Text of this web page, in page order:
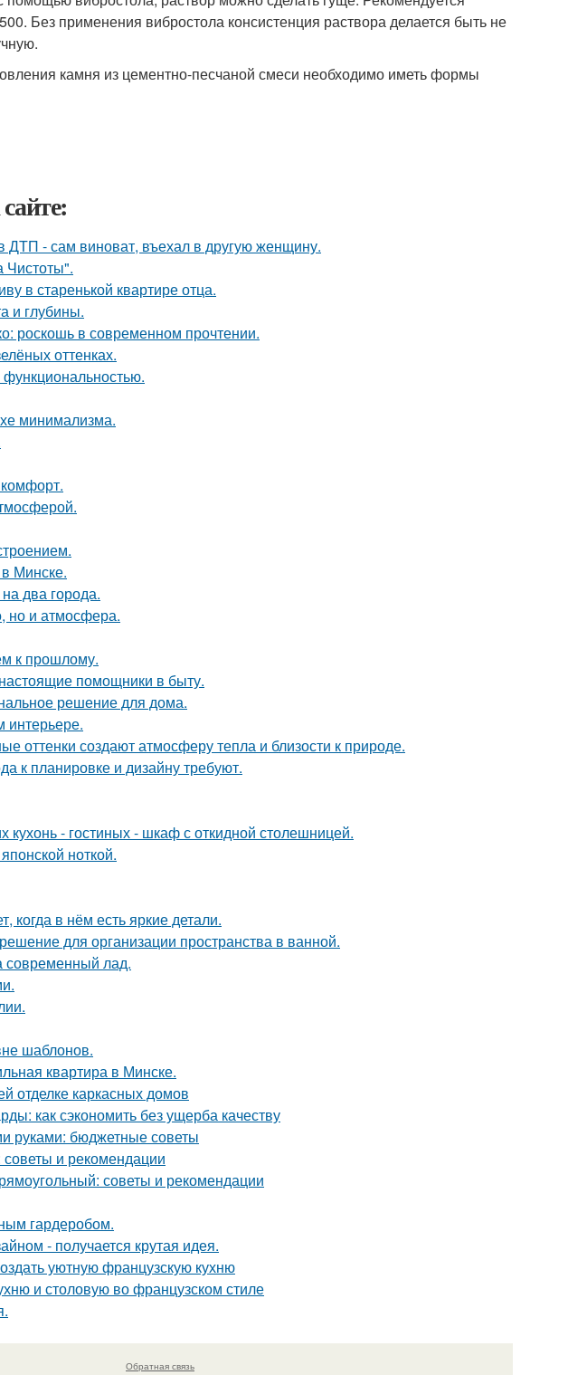
Без применения вибростола консистенция раствора делается быть не
камня из цементно-песчаной смеси необходимо иметь формы
ДТП - сам виноват, въехал в другую женщину.
Чистоты".
в старенькой квартире отца.
и глубины.
роскошь в современном прочтении.
оттенках.
минимализма.
Минске.
два города.
но и атмосфера.
к прошлому.
помощники в быту.
решение для дома.
интерьере.
оттенки создают атмосферу тепла и близости к природе.
к планировке и дизайну требуют.
- гостиных - шкаф с откидной столешницей.
ноткой.
когда в нём есть яркие детали.
для организации пространства в ванной.
современный лад.
шаблонов.
квартира в Минске.
отделке каркасных домов
как сэкономить без ущерба качеству
руками: бюджетные советы
и рекомендации
советы и рекомендации
гардеробом.
- получается крутая идея.
уютную французскую кухню
и столовую во французском стиле
Обратная связь